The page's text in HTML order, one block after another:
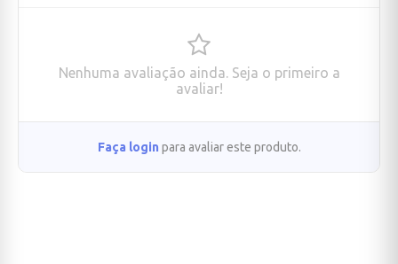
Nenhuma avaliação ainda. Seja o primeiro a
avaliar!
Faça login para avaliar este produto.